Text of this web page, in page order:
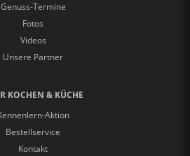
Genuss-Termine
Fotos
Videos
Unsere Partner
KOCHEN & KÜCHE
Aktion
Bestellservice
Kontakt